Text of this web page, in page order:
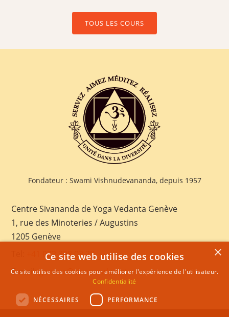
TOUS LES COURS
Fondateur : Swami Vishnudevananda, depuis 1957
Centre Sivananda de Yoga Vedanta Genève
1, rue des Minoteries / Augustins
1205 Genève
+41 022 328 03 28
E-mail:geneva@sivananda.net
×
Ce site web utilise des cookies
Ce site utilise des cookies pour améliorer l'expérience de l'utilisateur.
Confidentialité
NÉCESSAIRES PERFORMANCE